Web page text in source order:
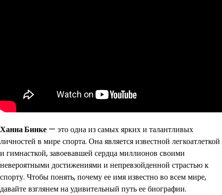
Ханна Бинке — это одна из самых ярких и талантливых
личностей в мире спорта. Она является известной легкоатлеткой
и гимнасткой, завоевавшей сердца миллионов своими
невероятными достижениями и непревзойденной страстью к
спорту. Чтобы понять, почему ее имя известно во всем мире,
давайте взглянем на удивительный путь ее биографии.